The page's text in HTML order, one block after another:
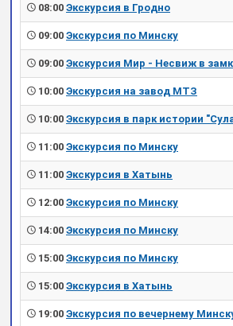
08:00 Экскурсия в Гродно
09:00 Экскурсия по Минску
09:00 Экскурсия Мир - Несвиж в
10:00 Экскурсия на завод МТЗ
10:00 Экскурсия в парк истории
11:00 Экскурсия по Минску
11:00 Экскурсия в Хатынь
12:00 Экскурсия по Минску
14:00 Экскурсия по Минску
15:00 Экскурсия по Минску
15:00 Экскурсия в Хатынь
19:00 Экскурсия по вечернему